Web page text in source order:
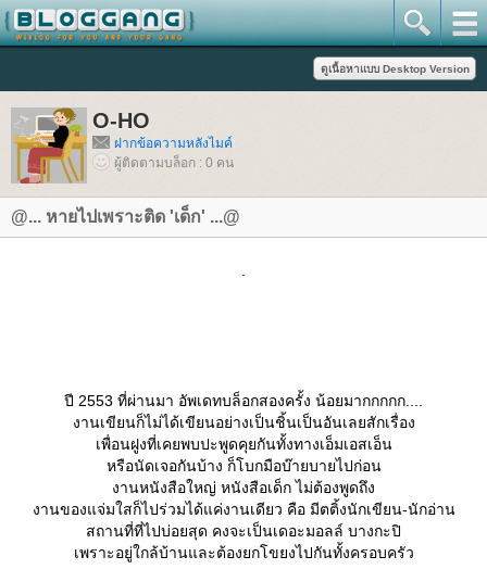
O-HO
ฝากข้อความหลังไมค์
ผู้ติดตามบล็อก : 0 คน
@... หายไปเพราะติด 'เด็ก' ...@
ปี 2553 ที่ผ่านมา อัพเดทบล็อกสองครั้ง น้อยมากกกกก....
งานเขียนก็ไม่ได้เขียนอย่างเป็นชิ้นเป็นอันเลยสักเรื่อง
เพื่อนฝูงที่เคยพบปะพูดคุยกันทั้งทางเอ็มเอสเอ็น
หรือนัดเจอกันบ้าง ก็โบกมือบ๊ายบายไปก่อน
งานหนังสือใหญ่ หนังสือเด็ก ไม่ต้องพูดถึง
งานของแจ่มใสก็ไปร่วมได้แค่งานเดียว คือ มีตติ้งนักเขียน-นักอ่าน
สถานที่ที่ไปบ่อยสุด คงจะเป็นเดอะมอลล์ บางกะปิ
เพราะอยู่ใกล้บ้านและต้องยกโขยงไปกันทั้งครอบครัว